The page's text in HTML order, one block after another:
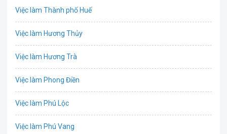
Việc làm Thành phố Huế
Việc làm Hương Thủy
Việc làm Hương Trà
Việc làm Phong Điền
Việc làm Phú Lộc
Việc làm Phú Vang